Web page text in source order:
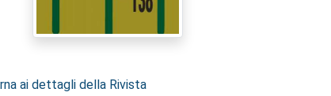
ai dettagli della Rivista